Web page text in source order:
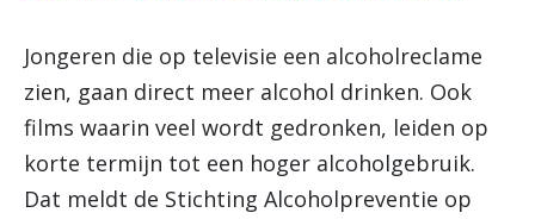
Jongeren die op televisie een alcoholreclame
zien, gaan direct meer alcohol drinken. Ook
films waarin veel wordt gedronken, leiden op
korte termijn tot een hoger alcoholgebruik.
Dat meldt de Stichting Alcoholpreventie op